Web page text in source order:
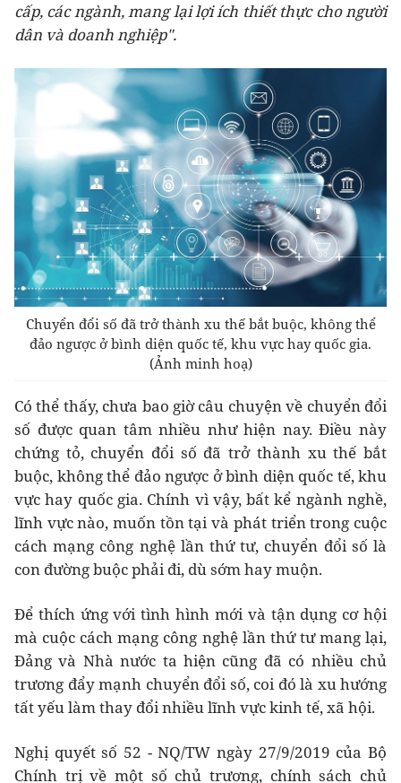
cấp, các ngành, mang lại lợi ích thiết thực cho người
dân và doanh nghiệp".
Chuyển đổi số đã trở thành xu thế bắt buộc, không thể
đảo ngược ở bình diện quốc tế, khu vực hay quốc gia.
(Ảnh minh hoạ)
Có thể thấy, chưa bao giờ câu chuyện về chuyển đổi
số được quan tâm nhiều như hiện nay. Điều này
chứng tỏ, chuyển đổi số đã trở thành xu thế bắt
buộc, không thể đảo ngược ở bình diện quốc tế, khu
vực hay quốc gia. Chính vì vậy, bất kể ngành nghề,
lĩnh vực nào, muốn tồn tại và phát triển trong cuộc
cách mạng công nghệ lần thứ tư, chuyển đổi số là
con đường buộc phải đi, dù sớm hay muộn.
Để thích ứng với tình hình mới và tận dụng cơ hội
mà cuộc cách mạng công nghệ lần thứ tư mang lại,
Đảng và Nhà nước ta hiện cũng đã có nhiều chủ
trương đẩy mạnh chuyển đổi số, coi đó là xu hướng
tất yếu làm thay đổi nhiều lĩnh vực kinh tế, xã hội.
Nghị quyết số 52 - NQ/TW ngày 27/9/2019 của Bộ
Chính trị về một số chủ trương, chính sách chủ